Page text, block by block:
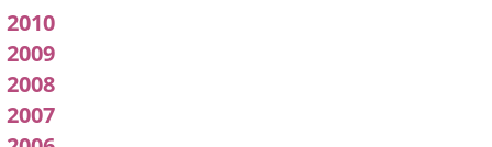
2010
2009
2008
2007